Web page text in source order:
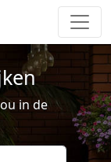
in de